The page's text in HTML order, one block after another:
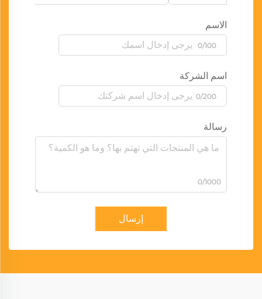
الاسم
0/100
اسم الشركة
0/200
رسالة
0/1000
إرسال